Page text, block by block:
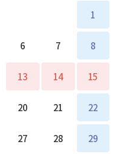
1
6 7 8
13 14 15
20 21 22
27 28 29